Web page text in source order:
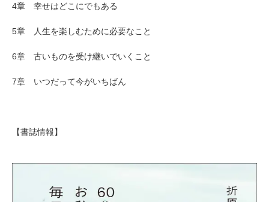
4章 幸せはどこにでもある
5章 人生を楽しむために必要なこと
6章 古いものを受け継いでいくこと
7章 いつだって今がいちばん
【書誌情報】